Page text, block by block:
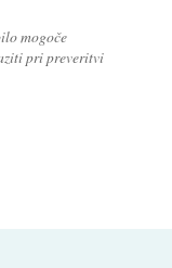
mogoče
pri preveritvi